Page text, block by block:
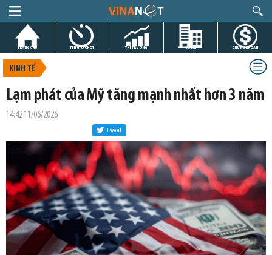
TRANG CHỦ TIN GIỜ CHÓT THỊ TRƯỜNG DỰ ÁN CHỨNG KHOÁN
KINH TẾ
Lạm phát của Mỹ tăng mạnh nhất hơn 3 năm
14:42 11/06/2026
Tweet